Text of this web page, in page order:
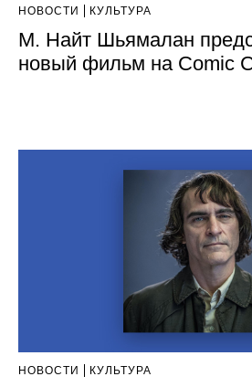
НОВОСТИ КУЛЬТУРА
М. Найт Шьямалан
новый фильм на Comic
НОВОСТИ КУЛЬТУРА